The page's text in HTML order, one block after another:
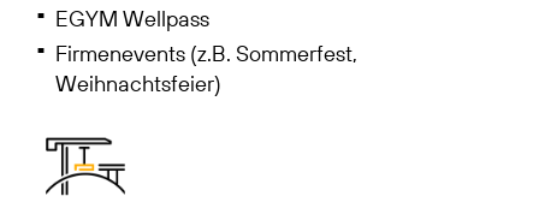
EGYM Wellpass
Firmenevents (z.B. Sommerfest,
Weihnachtsfeier)